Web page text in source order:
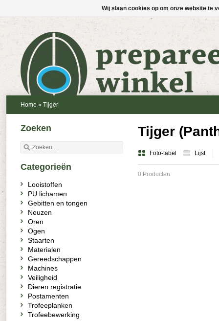
Home » Tijger
Tijger
Foto-tabel Lijst
0 Producten
Zoeken
Categorieën
Looistoffen
PU lichamen
Gebitten en tongen
Neuzen
Oren
Ogen
Staarten
Materialen
Gereedschappen
Machines
Veiligheid
Dieren registratie
Postamenten
Trofeeplanken
Trofeebewerking
Wij slaan cookies op om onze website te